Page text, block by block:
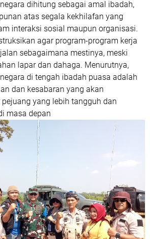
dihitung sebagai amal ibadah,
atas segala kekhilafan yang
interaksi sosial maupun organisasi.
agar program-program kerja
sebagaimana mestinya, meski
lapar dan dahaga. Menurutnya,
di tengah ibadah puasa adalah
dan kesabaran yang akan
yang lebih tangguh dan
masa depan